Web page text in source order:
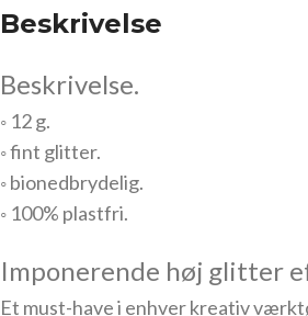
Beskrivelse
Beskrivelse.
◦ 12 g.
◦ fint glitter.
◦ bionedbrydelig.
◦ 100% plastfri.
Imponerende høj glitter
Et must-have i enhver kreativ